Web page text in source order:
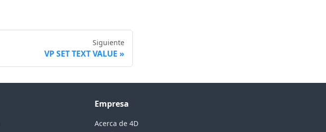
Siguiente
VP SET TEXT VALUE
Empresa
Acerca de 4D